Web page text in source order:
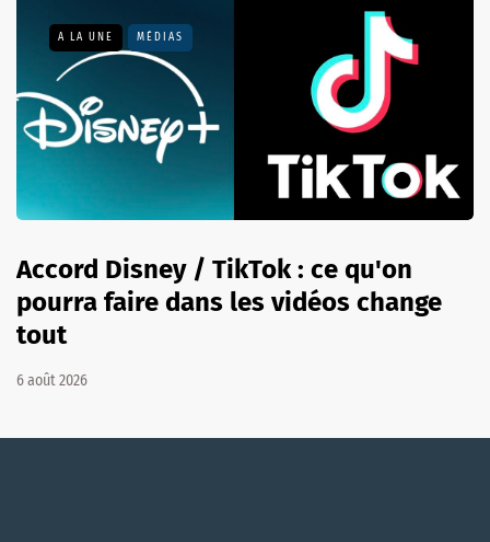
A LA UNE MÉDIAS
Accord Disney / TikTok : ce qu'on
pourra faire dans les vidéos change
tout
6 août 2026